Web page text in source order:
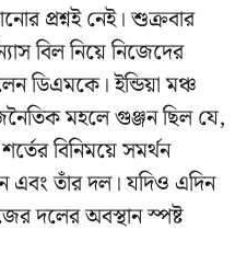
প্রশ্নই নেই। শুক্রবার
বিল নিয়ে নিজেদের
ডিএমকে। ইন্ডিয়া মঞ্চ
মহলে গুঞ্জন ছিল যে,
বিনিময়ে সমর্থন
এবং তাঁর দল। যদিও এদিন
দলের অবস্থান স্পষ্ট